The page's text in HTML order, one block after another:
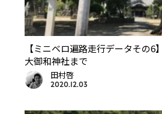
【ミニベロ遍路走行データその6
大御和神社まで
田村啓
2020.12.03